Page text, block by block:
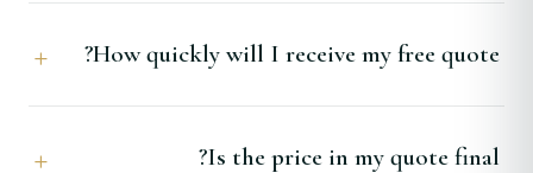
How quickly will I receive my free quote?
Is the price in my quote final?